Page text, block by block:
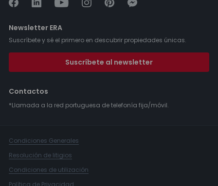
Newsletter ERA
Suscríbete y sé el primero en descubrir propiedades únicas.
Suscríbete al newsletter
Contactos
*Llamada a la red portuguesa de telefonía fija/móvil.
Condiciones Generales
Resolución de litigios
Condiciones de utilización
Política de Privacidad